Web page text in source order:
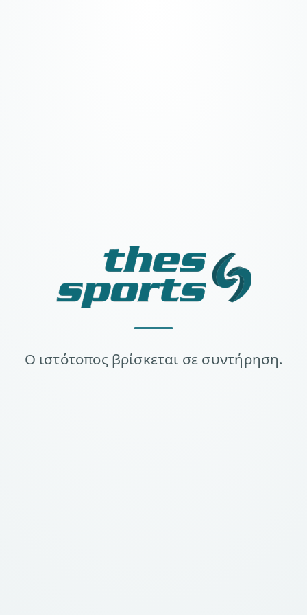
Ο ιστότοπος βρίσκεται σε συντήρηση.